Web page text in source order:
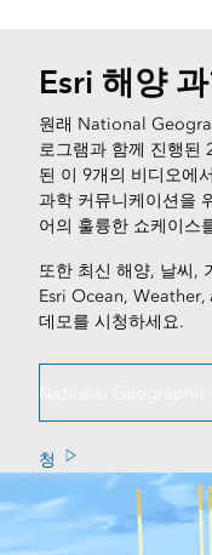
Esri 해양
원래 National
로그램과 함께 진행된
된 이 9개의 비디오에
과학 커뮤니케이션을
어의 훌륭한 쇼케이스
또한 최신 해양, 날씨,
Esri Ocean,
데모를 시청하세요.
청